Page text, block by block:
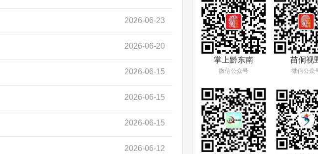
2026-06-23
2026-06-20
2026-06-15
2026-06-15
2026-06-15
2026-06-12
掌上黔东南
微信公众号
苗侗视
微信公众